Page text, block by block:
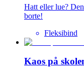
Hatt eller lue?
borte!
Fleksibind
Kaos på